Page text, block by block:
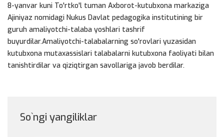
8-yanvar kuni To'rtko'l tuman Axborot-kutubxona markaziga
Ajiniyaz nomidagi Nukus Davlat pedagogika institutining bir
guruh amaliyotchi-talaba yoshlari tashrif
buyurdilar.Amaliyotchi-talabalarning so'rovlari yuzasidan
kutubxona mutaxassislari talabalarni kutubxona faoliyati bilan
tanishtirdilar va qiziqtirgan savollariga javob berdilar.
So`ngi yangiliklar